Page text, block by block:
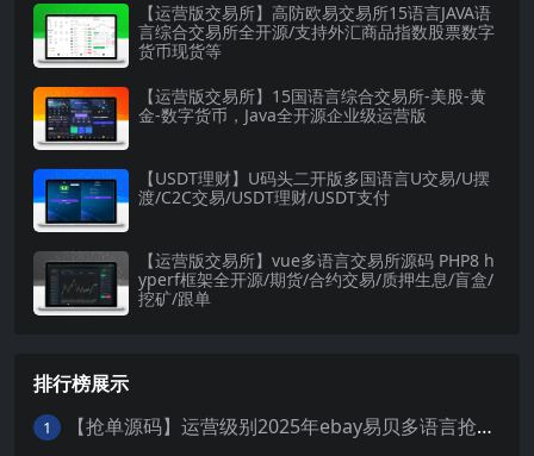
【运营版交易所】高防欧易交易所15语言JAVA语
言综合交易所全开源/支持外汇商品指数股票数字
货币现货等
【运营版交易所】15国语言综合交易所-美股-黄
金-数字货币，Java全开源企业级运营版
【USDT理财】U码头二开版多国语言U交易/U摆
渡/C2C交易/USDT理财/USDT支付
【运营版交易所】vue多语言交易所源码 PHP8 h
yperf框架全开源/期货/合约交易/质押生息/盲盒/
挖矿/跟单
排行榜展示
1 【抢单源码】运营级别2025年ebay易贝多语言抢单刷单系统/叠加组/打针/独立代理后台/订单自动匹配系统